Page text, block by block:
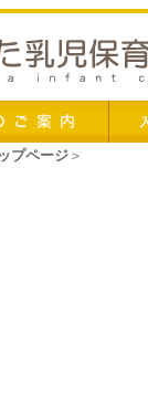
プページ ＞